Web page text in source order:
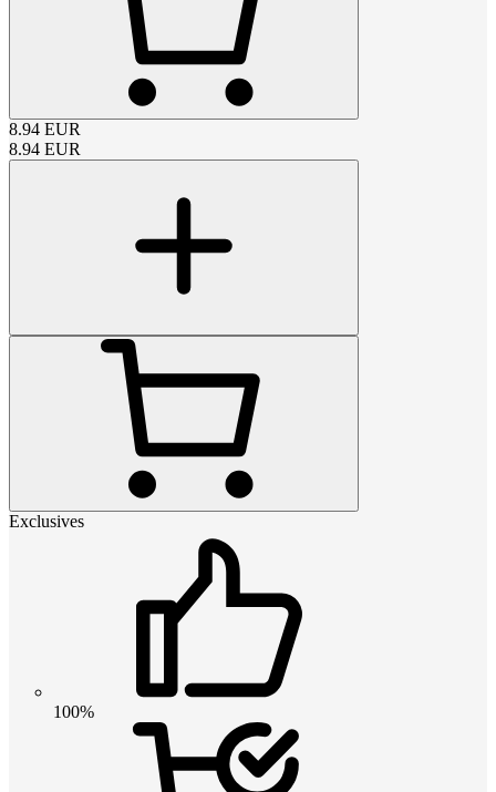
8.94 EUR
8.94 EUR
Exclusives
100%